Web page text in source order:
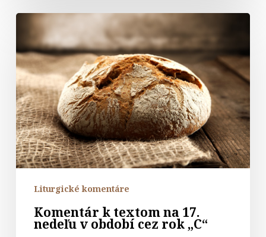
Komentár
textom
na
17.
nedeľu
v
období
cez
rok
Liturgické komentáre
Komentár k textom na 17.
nedeľu v období cez rok „C“